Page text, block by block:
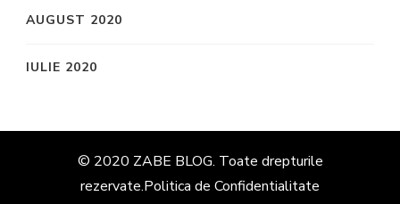
AUGUST 2020
IULIE 2020
© 2020 ZABE BLOG. Toate drepturile
rezervate.Politica de Confidentialitate